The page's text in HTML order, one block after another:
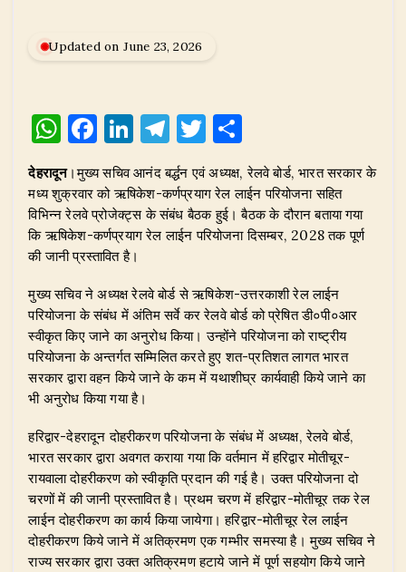
Updated on June 23, 2026
W
at
s
A
p
p
F
c
e
b
o
o
k
Li
n
k
e
dI
n
T
el
e
g
ra
T
it
te
r
h
ar
e
देहरादून।मुख्य सचिव आनंद बर्द्धन एवं अध्यक्ष, रेलवे बोर्ड, भारत सरकार के
मध्य शुक्रवार को ऋषिकेश-कर्णप्रयाग रेल लाईन परियोजना सहित
विभिन्न रेलवे प्रोजेक्ट्स के संबंध बैठक हुई। बैठक के दौरान बताया गया
कि ऋषिकेश-कर्णप्रयाग रेल लाईन परियोजना दिसम्बर, 2028 तक पूर्ण
की जानी प्रस्तावित है।
​मुख्य सचिव ने अध्यक्ष रेलवे बोर्ड से ऋषिकेश-उत्तरकाशी रेल लाईन
परियोजना के संबंध में अंतिम सर्वे कर रेलवे बोर्ड को प्रेषित डी०पी०आर
स्वीकृत किए जाने का अनुरोध किया। उन्होंने परियोजना को राष्ट्रीय
परियोजना के अन्तर्गत सम्मिलित करते हुए शत-प्रतिशत लागत भारत
सरकार द्वारा वहन किये जाने के कम में यथाशीघ्र कार्यवाही किये जाने का
भी अनुरोध किया गया है।
​हरिद्वार-देहरादून दोहरीकरण परियोजना के संबंध में अध्यक्ष, रेलवे बोर्ड,
भारत सरकार द्वारा अवगत कराया गया कि वर्तमान में हरिद्वार मोतीचूर-
रायवाला दोहरीकरण को स्वीकृति प्रदान की गई है। उक्त परियोजना दो
चरणों में की जानी प्रस्तावित है। प्रथम चरण में हरिद्वार-मोतीचूर तक रेल
लाईन दोहरीकरण का कार्य किया जायेगा। हरिद्वार-मोतीचूर रेल लाईन
दोहरीकरण किये जाने में अतिक्रमण एक गम्भीर समस्या है। मुख्य सचिव ने
राज्य सरकार द्वारा उक्त अतिक्रमण हटाये जाने में पूर्ण सहयोग किये जाने